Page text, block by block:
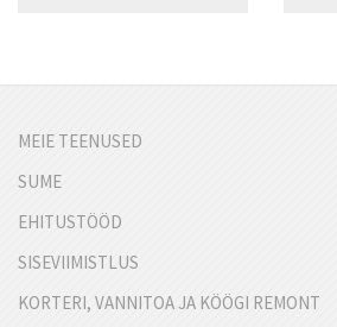
MEIE TEENUSED
SUME
EHITUSTÖÖD
SISEVIIMISTLUS
KORTERI, VANNITOA JA KÖÖGI REMONT